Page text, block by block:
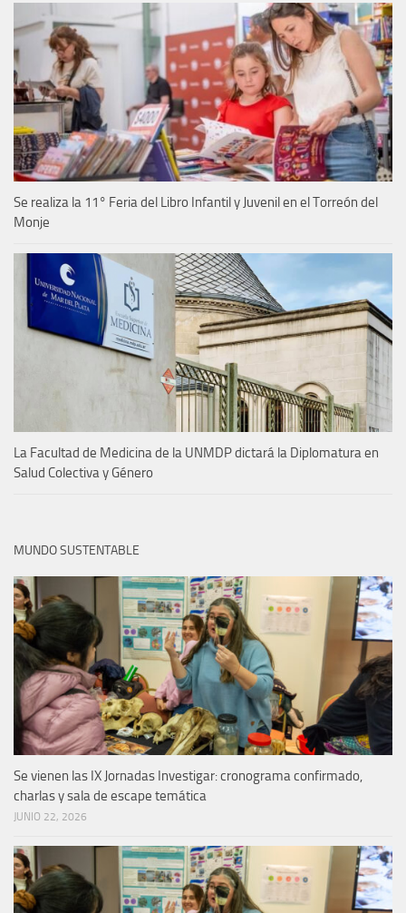
Se realiza la 11° Feria del Libro Infantil y Juvenil en el Torreón del
Monje
La Facultad de Medicina de la UNMDP dictará la Diplomatura en
Salud Colectiva y Género
MUNDO SUSTENTABLE
Se vienen las IX Jornadas Investigar: cronograma confirmado,
charlas y sala de escape temática
JUNIO 22, 2026